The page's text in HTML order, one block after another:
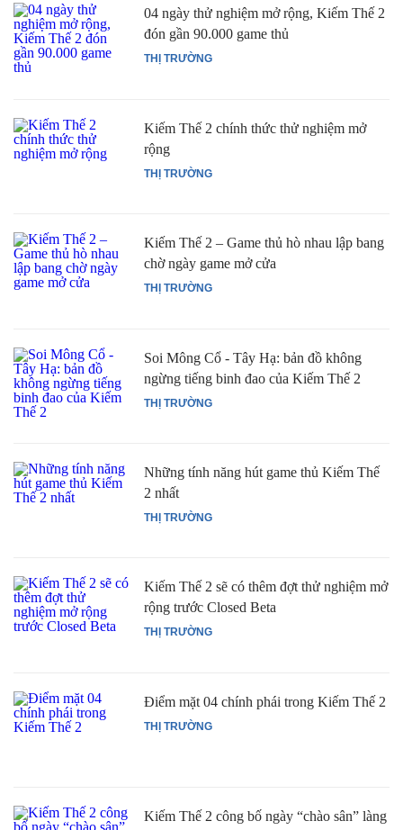
THỊ TRƯỜNG
04 ngày thử nghiệm mở rộng, Kiếm Thế 2
đón gần 90.000 game thủ
THỊ TRƯỜNG
Kiếm Thế 2 chính thức thử nghiệm mở
rộng
THỊ TRƯỜNG
Kiếm Thế 2 – Game thủ hò nhau lập bang
chờ ngày game mở cửa
THỊ TRƯỜNG
Soi Mông Cổ - Tây Hạ: bản đồ không
ngừng tiếng binh đao của Kiếm Thế 2
THỊ TRƯỜNG
Những tính năng hút game thủ Kiếm Thế
2 nhất
THỊ TRƯỜNG
Kiếm Thế 2 sẽ có thêm đợt thử nghiệm mở
rộng trước Closed Beta
THỊ TRƯỜNG
Điểm mặt 04 chính phái trong Kiếm Thế 2
Kiếm Thế 2 công bố ngày “chào sân” làng